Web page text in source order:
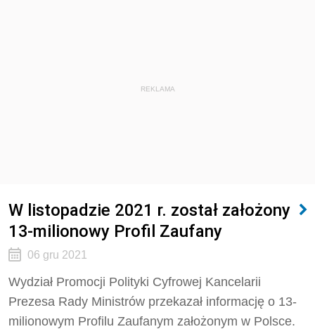
REKLAMA
W listopadzie 2021 r. został założony
13-milionowy Profil Zaufany
06 gru 2021
Wydział Promocji Polityki Cyfrowej Kancelarii
Prezesa Rady Ministrów przekazał informację o 13-
milionowym Profilu Zaufanym założonym w Polsce.